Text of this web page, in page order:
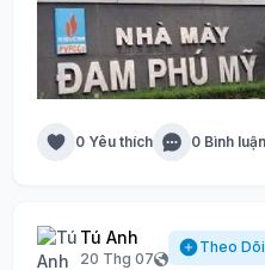
0 Yêu thích 0 Bình luận
Tú Anh
20 Thg 07
Theo Dõi